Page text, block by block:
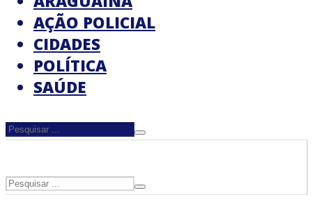
AÇÃO POLICIAL
CIDADES
POLÍTICA
SAÚDE